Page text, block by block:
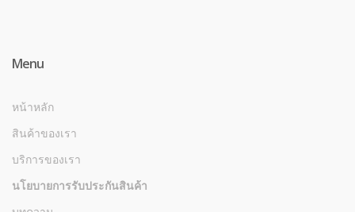
Menu
หน้าหลัก
สินค้าของเรา
บริการของเรา
นโยบายการรับประกันสินค้า